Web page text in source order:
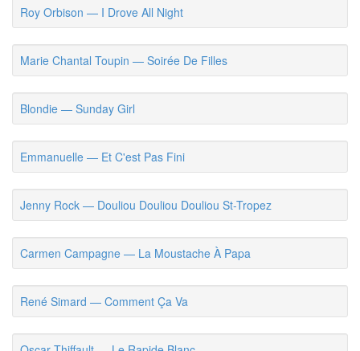
Roy Orbison — I Drove All Night
Marie Chantal Toupin — Soirée De Filles
Blondie — Sunday Girl
Emmanuelle — Et C'est Pas Fini
Jenny Rock — Douliou Douliou Douliou St-Tropez
Carmen Campagne — La Moustache À Papa
René Simard — Comment Ça Va